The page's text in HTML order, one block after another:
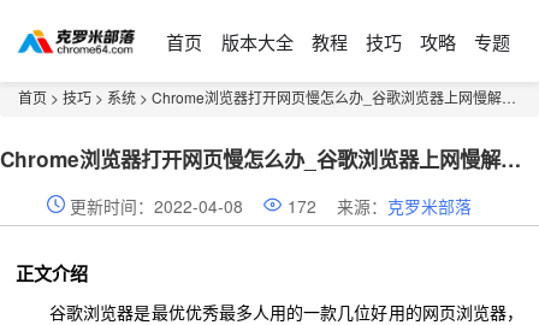
首页 版本大全 教程 技巧 攻略 专题
首页 > 技巧 > 系统 > Chrome浏览器打开网页慢怎么办_谷歌浏览器上网慢解决办法
Chrome浏览器打开网页慢怎么办_谷歌浏览器上网慢解决办法
更新时间：2022-04-08 172 来源： 克罗米部落
正文介绍
谷歌浏览器是最优优秀最多人用的一款几位好用的网页浏览器，